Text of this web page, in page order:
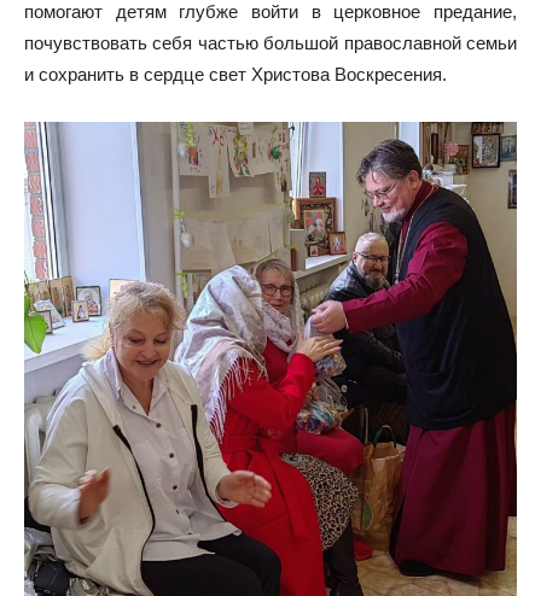
помогают детям глубже войти в церковное предание,
почувствовать себя частью большой православной семьи
и сохранить в сердце свет Христова Воскресения.